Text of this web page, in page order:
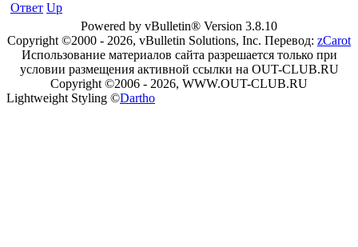
Ответ Up
Powered by vBulletin® Version 3.8.10
Copyright ©2000 - 2026, vBulletin Solutions, Inc. Перевод: zCarot
Использование материалов сайта разрешается только при
условии размещения активной ссылки на OUT-CLUB.RU
Copyright ©2006 - 2026, WWW.OUT-CLUB.RU
Lightweight Styling ©Dartho